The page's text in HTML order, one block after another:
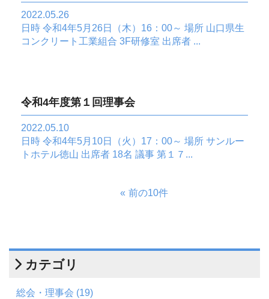
2022.05.26
日時 令和4年5月26日（木）16：00～ 場所 山口県生
コンクリート工業組合 3F研修室 出席者 ...
令和4年度第１回理事会
2022.05.10
日時 令和4年5月10日（火）17：00～ 場所 サンルー
トホテル徳山 出席者 18名 議事 第１７...
前の10件
カテゴリ
総会・理事会 (19)